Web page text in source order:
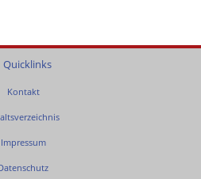
Quicklinks
Kontakt
Impressum